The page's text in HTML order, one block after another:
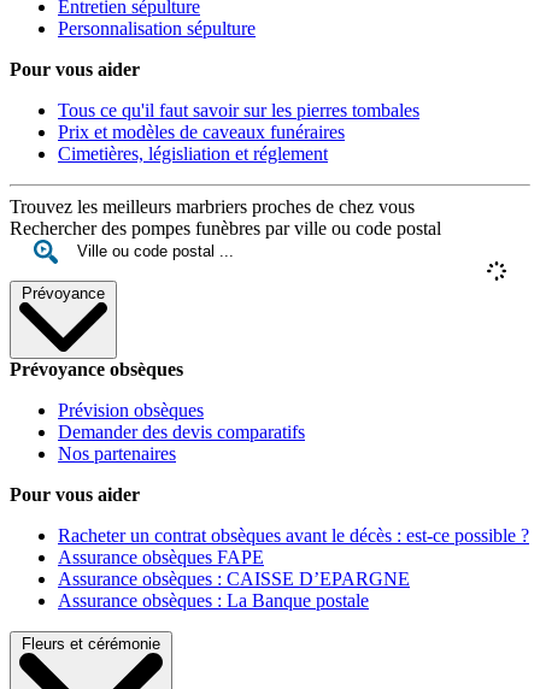
Entretien sépulture
Personnalisation sépulture
Pour vous aider
Tous ce qu'il faut savoir sur les pierres tombales
Prix et modèles de caveaux funéraires
Cimetières, législiation et réglement
Trouvez les meilleurs marbriers proches de chez vous
Rechercher des pompes funèbres par ville ou code postal
Prévoyance
Prévoyance obsèques
Prévision obsèques
Demander des devis comparatifs
Nos partenaires
Pour vous aider
Racheter un contrat obsèques avant le décès : est-ce possible ?
Assurance obsèques FAPE
Assurance obsèques : CAISSE D’EPARGNE
Assurance obsèques : La Banque postale
Fleurs et cérémonie